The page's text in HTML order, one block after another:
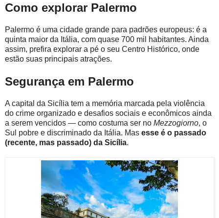
Como explorar Palermo
Palermo é uma cidade grande para padrões europeus: é a
quinta maior da Itália, com quase 700 mil habitantes. Ainda
assim, prefira explorar a pé o seu Centro Histórico, onde
estão suas principais atrações.
Segurança em Palermo
A capital da Sicília tem a memória marcada pela violência
do crime organizado e desafios sociais e econômicos ainda
a serem vencidos — como costuma ser no Mezzogiorno, o
Sul pobre e discriminado da Itália. Mas esse é o passado
(recente, mas passado) da Sicília.